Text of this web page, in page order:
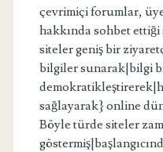
çevrimiçi forumlar,
hakkında sohbet
siteler geniş bir
bilgiler sunarak|bilgi
sağlayarak} online
Böyle türde siteler